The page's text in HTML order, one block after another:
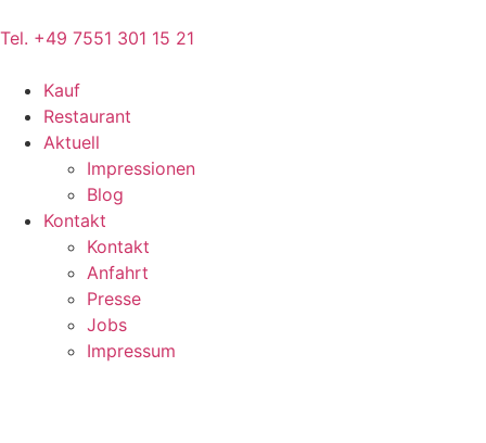
Tel. +49 7551 301 15 21
Kauf
Restaurant
Aktuell
Impressionen
Blog
Kontakt
Kontakt
Anfahrt
Presse
Jobs
Impressum